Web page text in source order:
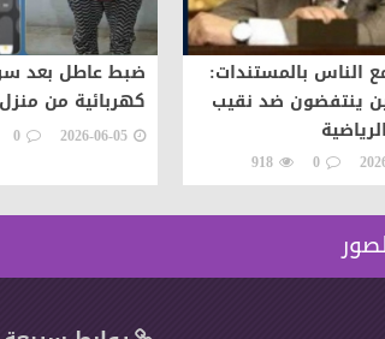
الناس بالمستندات:
ينتفضون ضد نقيب
0
918
ضبط عاطل بعد
كهربائية من منزل
2026-06-05
0